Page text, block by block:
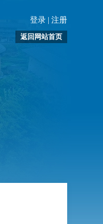
登录 | 注册
返回网站首页